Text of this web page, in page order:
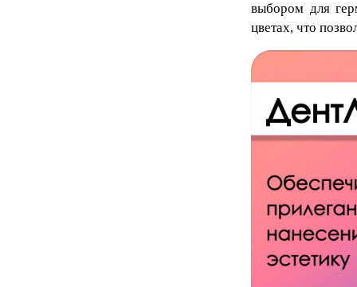
выбором для
цветах, что